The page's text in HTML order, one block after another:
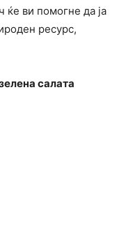
ќе ви помогне да ја
ресурс,
салата